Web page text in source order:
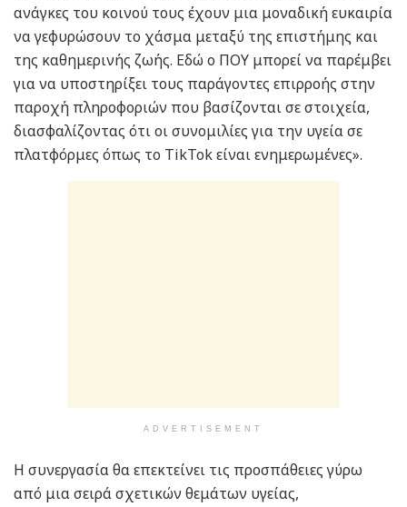
ανάγκες του κοινού τους έχουν μια μοναδική ευκαιρία
να γεφυρώσουν το χάσμα μεταξύ της επιστήμης και
της καθημερινής ζωής. Εδώ ο ΠΟΥ μπορεί να παρέμβει
για να υποστηρίξει τους παράγοντες επιρροής στην
παροχή πληροφοριών που βασίζονται σε στοιχεία,
διασφαλίζοντας ότι οι συνομιλίες για την υγεία σε
πλατφόρμες όπως το TikTok είναι ενημερωμένες».
ADVERTISEMENT
Η συνεργασία θα επεκτείνει τις προσπάθειες γύρω
από μια σειρά σχετικών θεμάτων υγείας,